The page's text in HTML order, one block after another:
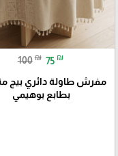
100 ₪ 75 ₪
مفرش طاولة دائري بيج
بطابع بوهيمي